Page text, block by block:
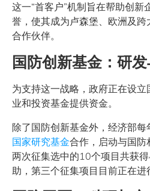
这一“首客户”机制旨在帮助创新
誉，使其成为卢森堡、欧洲及
合作伙伴。
国防创新基金：研
为支持这一战略，政府正在设
业和投资基金提供资金。
除了国防创新基金外，经济部每
国家研究基金合作，启动与国
两次征集选中的10个项目共获
助，第三个征集项目目前正在进